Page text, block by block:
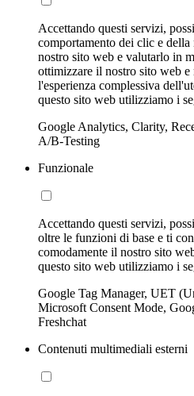
Accettando questi servizi,
comportamento dei clic e
nostro sito web e valutarlo in
ottimizzare il nostro sito web
l'esperienza complessiva
questo sito web utilizziamo i
Google Analytics, Clarity,
A/B-Testing
Funzionale
Accettando questi servizi,
oltre le funzioni di base e ti
comodamente il nostro sito
questo sito web utilizziamo i
Google Tag Manager, UET
Microsoft Consent Mode,
Freshchat
Contenuti multimediali esterni